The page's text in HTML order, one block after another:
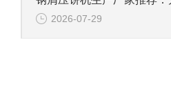
2026-07-29